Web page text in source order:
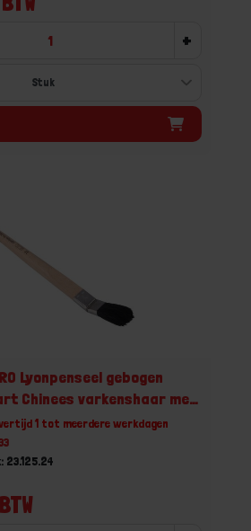
+
Lyonpenseel gebogen
Chinees varkenshaar met
241 tot meerdere werkdagen
23.125.24